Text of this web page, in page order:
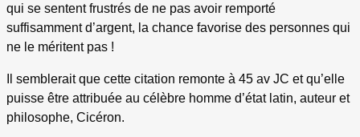
qui se sentent frustrés de ne pas avoir remporté
suffisamment d’argent, la chance favorise des personnes qui
ne le méritent pas !
Il semblerait que cette citation remonte à 45 av JC et qu’elle
puisse être attribuée au célèbre homme d’état latin, auteur et
philosophe, Cicéron.